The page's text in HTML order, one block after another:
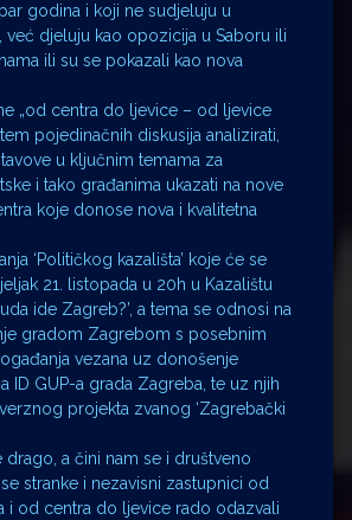
godina i koji ne sudjeluju u
već djeluju kao opozicija u Saboru ili
ili su se pokazali kao nova
„od centra do ljevice – od ljevice
pojedinačnih diskusija analizirati,
u ključnim temama za
i tako građanima ukazati na nove
koje donose nova i kvalitetna
‘Političkog kazališta’ koje će se
21. listopada u 20h u Kazalištu
ide Zagreb?’, a tema se odnosi na
gradom Zagrebom s posebnim
vezana uz donošenje
ID GUP-a grada Zagreba, te uz njih
projekta zvanog ‘Zagrebački
drago, a čini nam se i društveno
stranke i nezavisni zastupnici od
i od centra do ljevice rado odazvali